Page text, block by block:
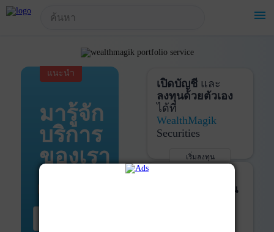
menu
แนะนำ
มารู้จัก
บริการ
ของเรา
เปิดบัญชีและ
ลงทุนด้วยตัวเอง
ได้ที่
WealthMagik
Securities
เริ่มลงทุน
ติดตามการลงทุน
!-- Start Advertise -->